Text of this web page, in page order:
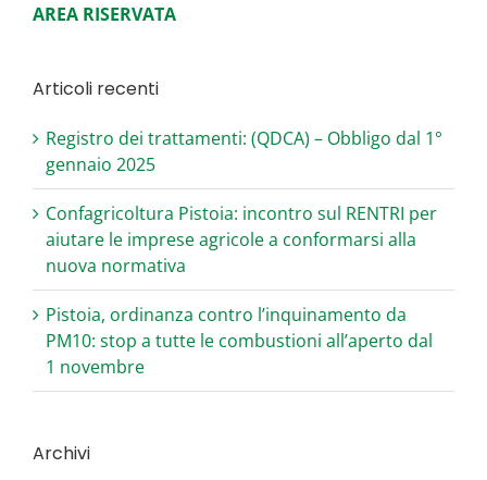
AREA RISERVATA
Articoli recenti
Registro dei trattamenti: (QDCA) – Obbligo dal 1°
gennaio 2025
Confagricoltura Pistoia: incontro sul RENTRI per
aiutare le imprese agricole a conformarsi alla
nuova normativa
Pistoia, ordinanza contro l’inquinamento da
PM10: stop a tutte le combustioni all’aperto dal
1 novembre
Archivi